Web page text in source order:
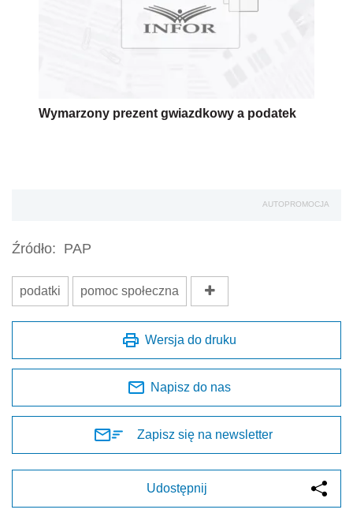
Wymarzony prezent gwiazdkowy a podatek
AUTOPROMOCJA
Źródło: PAP
podatki pomoc społeczna
Wersja do druku
Napisz do nas
Zapisz się na newsletter
Udostępnij